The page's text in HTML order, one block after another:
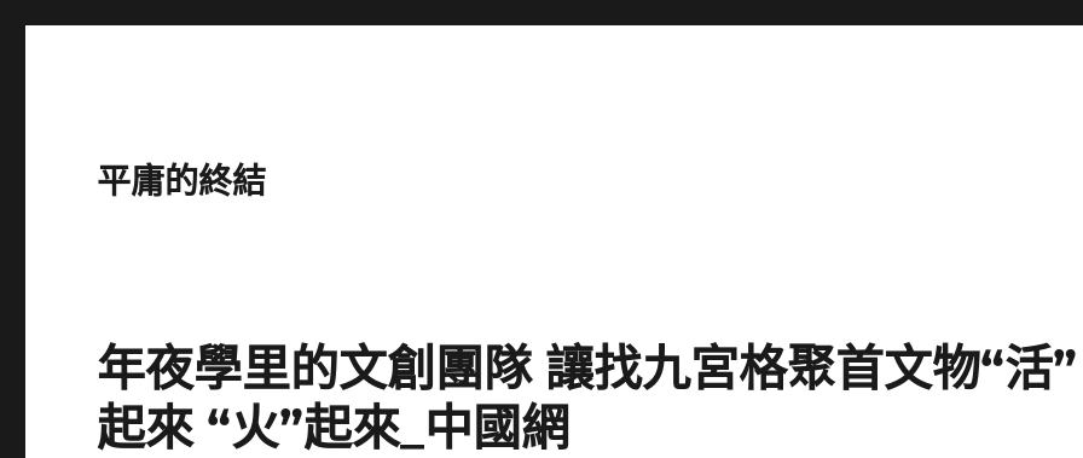
平庸的終結
年夜學里的文創團隊 讓找九宮格聚首文物“活”
起來 “火”起來_中國網